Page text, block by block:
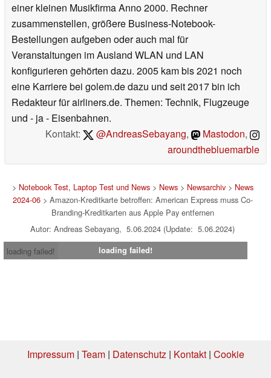
einer kleinen Musikfirma Anno 2000. Rechner
zusammenstellen, größere Business-Notebook-
Bestellungen aufgeben oder auch mal für
Veranstaltungen im Ausland WLAN und LAN
konfigurieren gehörten dazu. 2005 kam bis 2021 noch
eine Karriere bei golem.de dazu und seit 2017 bin ich
Redakteur für airliners.de. Themen: Technik, Flugzeuge
und - ja - Eisenbahnen.
Kontakt:
@AndreasSebayang, Mastodon,
aroundthebluemarble
> Notebook Test, Laptop Test und News> News> Newsarchiv> News
2024-06> Amazon-Kreditkarte betroffen: American Express muss Co-
Branding-Kreditkarten aus Apple Pay entfernen
Autor: Andreas Sebayang, 5.06.2024 (Update: 5.06.2024)
loading failed!
loading failed!
Impressum| Team| Datenschutz| Kontakt| Cookie